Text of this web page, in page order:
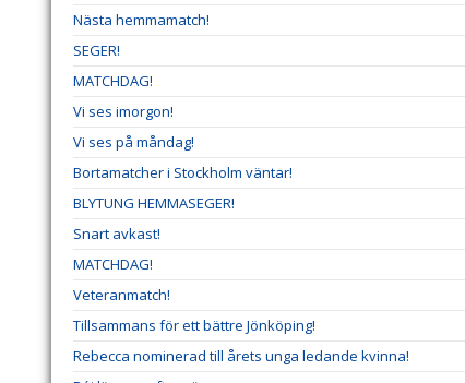
Nästa hemmamatch!
SEGER!
MATCHDAG!
Vi ses imorgon!
Vi ses på måndag!
Bortamatcher i Stockholm väntar!
BLYTUNG HEMMASEGER!
Snart avkast!
MATCHDAG!
Veteranmatch!
Tillsammans för ett bättre Jönköping!
Rebecca nominerad till årets unga ledande kvinna!